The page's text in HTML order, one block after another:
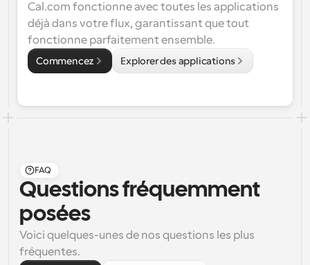
Cal.com fonctionne avec toutes les applications
déjà dans votre flux, garantissant que tout
fonctionne parfaitement ensemble.
Commencez Explorer des applications
FAQ
Questions fréquemment
posées
Voici quelques-unes de nos questions les plus
fréquentes.